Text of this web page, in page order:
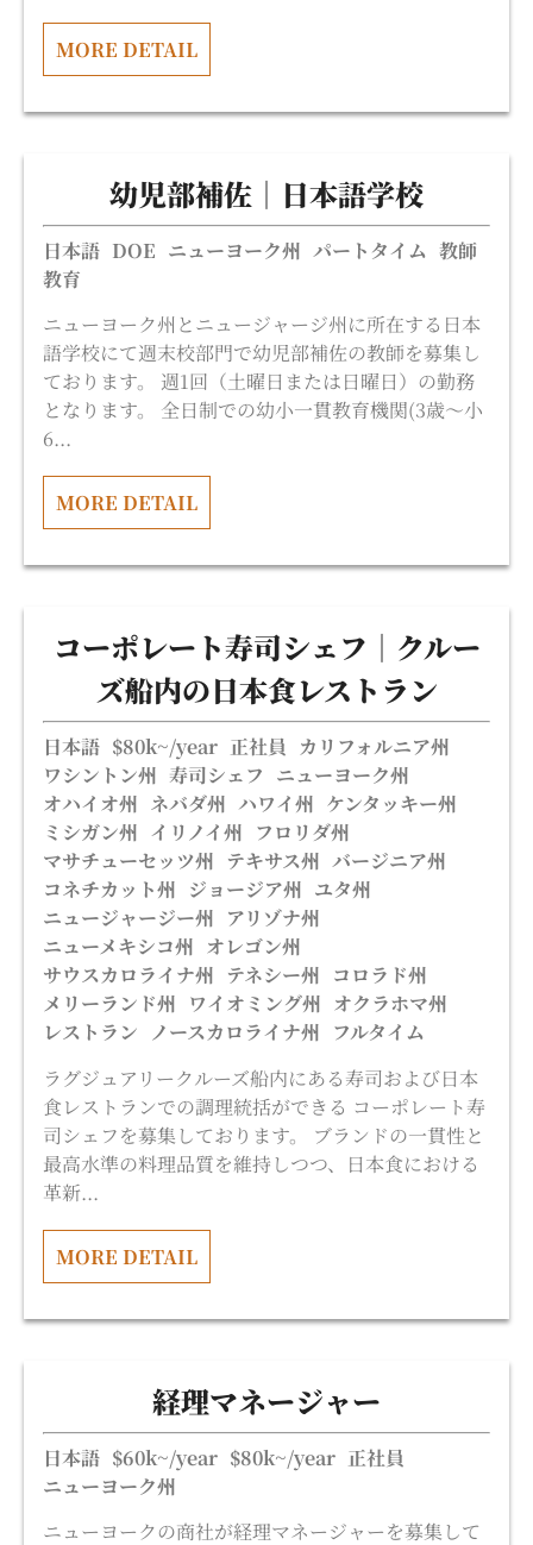
MORE DETAIL
幼児部補佐｜日本語学校
日本語 DOE ニューヨーク州 パートタイム 教師
教育
ニューヨーク州とニュージャージ州に所在する日本
語学校にて週末校部門で幼児部補佐の教師を募集し
ております。 週1回（土曜日または日曜日）の勤務
となります。 全日制での幼小一貫教育機関(3歳〜小
6...
MORE DETAIL
コーポレート寿司シェフ｜クルー
ズ船内の日本食レストラン
日本語 $80k~/year 正社員 カリフォルニア州
ワシントン州 寿司シェフ ニューヨーク州
オハイオ州 ネバダ州 ハワイ州 ケンタッキー州
ミシガン州 イリノイ州 フロリダ州
マサチューセッツ州 テキサス州 バージニア州
コネチカット州 ジョージア州 ユタ州
ニュージャージー州 アリゾナ州
ニューメキシコ州 オレゴン州
サウスカロライナ州 テネシー州 コロラド州
メリーランド州 ワイオミング州 オクラホマ州
レストラン
ノースカロライナ州 フルタイム
ラグジュアリークルーズ船内にある寿司および日本
食レストランでの調理統括ができる コーポレート寿
司シェフを募集しております。 ブランドの一貫性と
最高水準の料理品質を維持しつつ、日本食における
革新...
MORE DETAIL
経理マネージャー
日本語 $60k~/year $80k~/year 正社員
ニューヨーク州
ニューヨークの商社が経理マネージャーを募集して